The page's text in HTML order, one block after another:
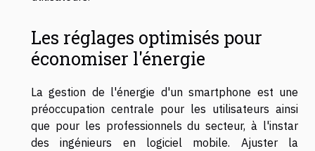
Les réglages optimisés pour
économiser l'énergie
La gestion de l'énergie d'un smartphone est une
préoccupation centrale pour les utilisateurs ainsi
que pour les professionnels du secteur, à l'instar
des ingénieurs en logiciel mobile. Ajuster la